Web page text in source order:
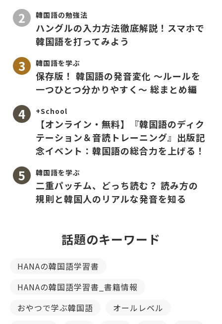
韓国語の勉強法
ハングルの入力方法徹底解説！スマホで
韓国語を打ってみよう
韓国語を学ぶ
保存版！ 韓国語の発音変化 〜ルールを
一つひとつ分かりやすく〜 総まとめ編
+School
【オンライン・無料】『韓国語のディク
テーション＆音読トレーニング』出版記
念イベント：韓国語の総合力を上げる！
韓国語を学ぶ
二重パッチム、どっち読む？ 読み方の
規則と韓国人のリアルな発音を知る
話題のキーワード
HANAの韓国語学習書
HANAの韓国語学習書_書籍情報
おやつで学ぶ韓国語
オールレベル